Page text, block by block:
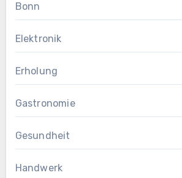
Bonn
Elektronik
Erholung
Gastronomie
Gesundheit
Handwerk